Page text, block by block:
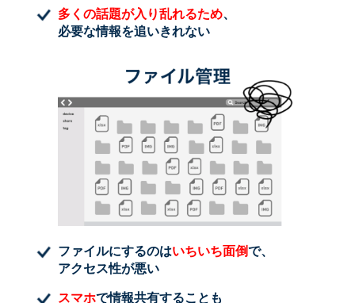
多くの話題が入り乱れるため、
必要な情報を追いきれない
ファイルにするのはいちいち面倒で、
アクセス性が悪い
スマホで情報共有することも